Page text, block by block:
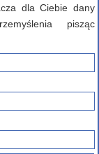
dla Ciebie dany
pisząc